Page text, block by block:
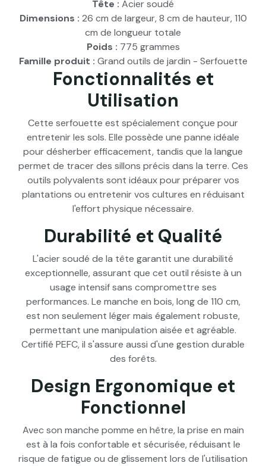
Tête : Acier soudé
Dimensions : 26 cm de largeur, 8 cm de hauteur, 110
cm de longueur totale
Poids : 775 grammes
Famille produit : Grand outils de jardin - Serfouette
Fonctionnalités et
Utilisation
Cette serfouette est spécialement conçue pour
entretenir les sols. Elle possède une panne idéale
pour désherber efficacement, tandis que la langue
permet de tracer des sillons précis dans la terre. Ces
outils polyvalents sont idéaux pour préparer vos
plantations ou entretenir vos cultures en réduisant
l'effort physique nécessaire.
Durabilité et Qualité
L'acier soudé de la tête garantit une durabilité
exceptionnelle, assurant que cet outil résiste à un
usage intensif sans compromettre ses
performances. Le manche en bois, long de 110 cm,
est non seulement léger mais également robuste,
permettant une manipulation aisée et agréable.
Certifié PEFC, il s'assure aussi d'une gestion durable
des forêts.
Design Ergonomique et
Fonctionnel
Avec son manche pomme en hêtre, la prise en main
est à la fois confortable et sécurisée, réduisant le
risque de fatigue ou de glissement lors de l'utilisation